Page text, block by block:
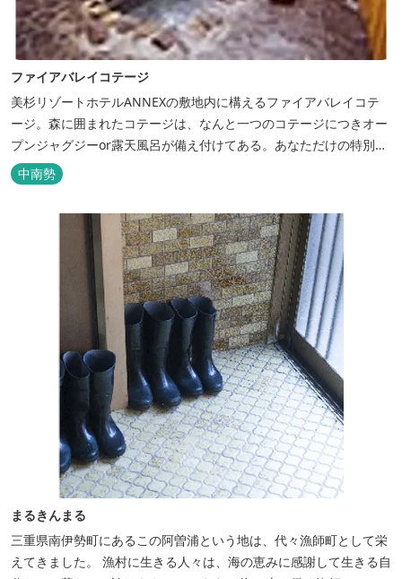
ファイアバレイコテージ
美杉リゾートホテルANNEXの敷地内に構えるファイアバレイコテ
ージ。森に囲まれたコテージは、なんと一つのコテージにつきオー
プンジャグジーor露天風呂が備え付けてある。あなただけの特別な
時間をお過ごしください。
中南勢
まるきんまる
三重県南伊勢町にあるこの阿曽浦という地は、代々漁師町として栄
えてきました。 漁村に生きる人々は、海の恵みに感謝して生きる自